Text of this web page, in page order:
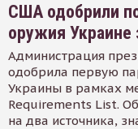
США одобрили
оружия Украине
Администрация
одобрила первую
Украины в рамках
Requirements List.
на два источника,